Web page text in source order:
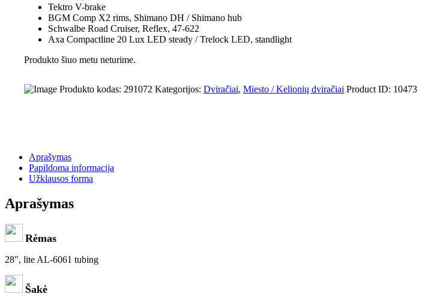
Tektro V-brake
BGM Comp X2 rims, Shimano DH / Shimano hub
Schwalbe Road Cruiser, Reflex, 47-622
Axa Compactline 20 Lux LED steady / Trelock LED, standlight
Produkto šiuo metu neturime.
Produkto kodas: 291072 Kategorijos: Dviračiai, Miesto / Kelionių dviračiai Product ID: 10473
Aprašymas
Papildoma informacija
Užklausos forma
Aprašymas
Rėmas
28″, lite AL-6061 tubing
Šakė